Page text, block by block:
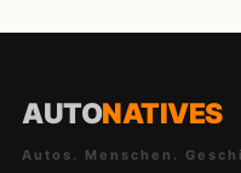
AUTONATIVES
Autos. Menschen.